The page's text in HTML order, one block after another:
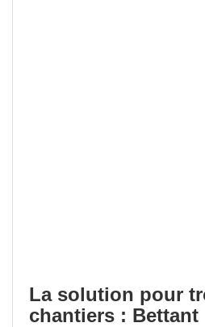
La solution pour
chantiers : Bettant